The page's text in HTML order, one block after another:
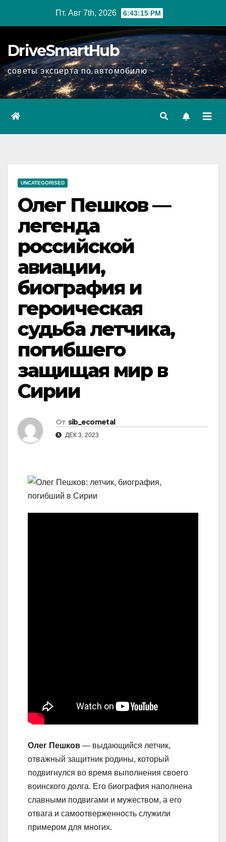
Пт. Авг 7th, 2026 6:43:16 PM
DriveSmartHub
советы эксперта по автомобилю
UNCATEGORISED
Олег Пешков —
легенда
российской
авиации,
биография и
героическая
судьба летчика,
погибшего
защищая мир в
Сирии
От sib_ecometal
ДЕК 3, 2023
Олег Пешков — выдающийся летчик,
отважный защитник родины, который
подвигнулся во время выполнения своего
воинского долга. Его биография наполнена
славными подвигами и мужеством, а его
отвага и самоотверженность служили
примером для многих.